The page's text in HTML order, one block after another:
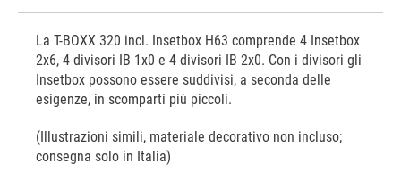
La T-BOXX 320 incl. Insetbox H63 comprende 4 Insetbox
2x6, 4 divisori IB 1x0 e 4 divisori IB 2x0. Con i divisori gli
Insetbox possono essere suddivisi, a seconda delle
esigenze, in scomparti più piccoli.
(Illustrazioni simili, materiale decorativo non incluso;
consegna solo in Italia)